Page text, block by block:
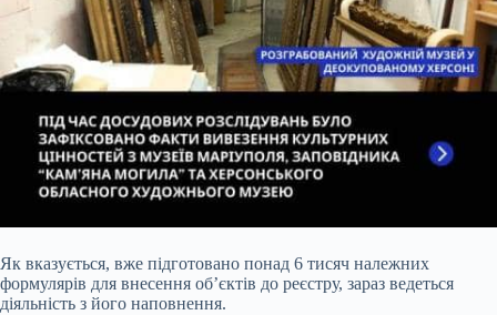
Як вказується, вже підготовано понад 6 тисяч належних
формулярів для внесення об’єктів до реєстру, зараз ведеться
діяльність з його наповнення.